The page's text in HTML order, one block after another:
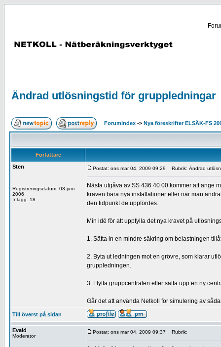
Ändrad utlösningstid för gruppledningar
Forumindex -> Nya föreskrifter ELSÄK-FS
Författare
Sten
Registreringsdatum: 03 juni
2006
Inlägg: 18
Postat: ons mar 04, 2009 09:29 Rubrik: Ändrad
Nästa utgåva av SS 436 40 00 kommer att ange
kraven bara nya installationer eller när man
den tidpunkt de uppfördes.
Min idé för att uppfylla det nya kravet på
1. Sätta in en mindre säkring om belastningen
2. Byta ut ledningen mot en grövre, som klarar
gruppledningen.
3. Flytta gruppcentralen eller sätta upp en ny
Går det att använda Netkoll för simulering av
Till överst på sidan
Evald
Moderator
Postat: ons mar 04, 2009 09:37 Rubrik: